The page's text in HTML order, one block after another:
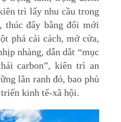
trì lấy nhu cầu trong
thúc đẩy bằng đổi mới
phá cải cách, mở cửa,
nhàng, dẫn dắt “mục
carbon”, kiên trì an
lằn ranh đỏ, bao phủ
kinh tế-xã hội.